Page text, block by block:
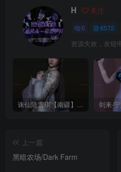
H 关注
0 6572
资源失效，友链
诛仙陆雪琪【南疆】CoveRig
上一篇
黑暗农场/Dark Farm